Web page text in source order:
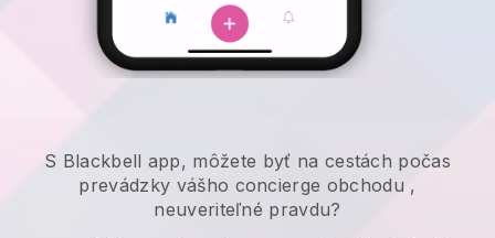
S Blackbell app, môžete byť na cestách počas
prevádzky vášho concierge obchodu ,
neuveriteľné pravdu?